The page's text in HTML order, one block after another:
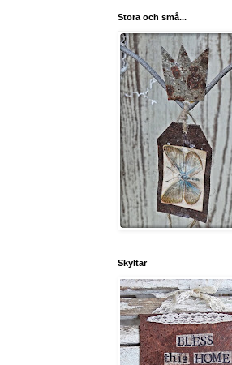
Stora och små...
Skyltar